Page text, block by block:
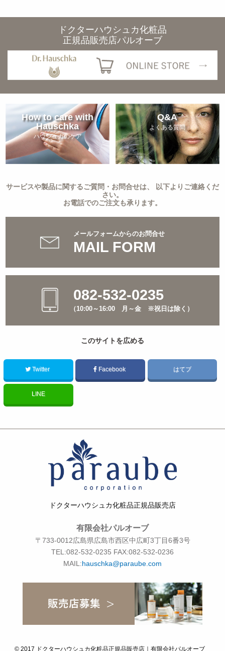
ドクターハウシュカ化粧品
正規品販売店パルオーブ
How to care with
Hauschka
ハウシュカのケア
Q&A
よくある質問
サービスや製品に関するご質問・お問合せは、 以下よりご連絡くだ
さい。
お電話でのご注文も承ります。
メールフォームからのお問合せ
MAIL FORM
082-532-0235
（10:00～16:00 月～金 ※祝日は除く）
このサイトを広める
Twitter Facebook はてブ
LINE
ドクターハウシュカ化粧品正規品販売店
有限会社パルオーブ
〒733-0012広島県広島市西区中広町3丁目6番3号
TEL:082-532-0235 FAX:082-532-0236
MAIL:hauschka@paraube.com
© 2017 ドクターハウシュカ化粧品正規品販売店｜有限会社パルオーブ